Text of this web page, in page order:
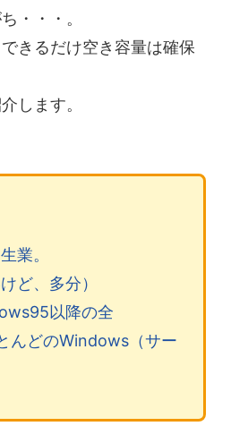
・・・。
きるだけ空き容量は確保
します。
業。
ど、多分）
以降の全
んどのWindows（サー